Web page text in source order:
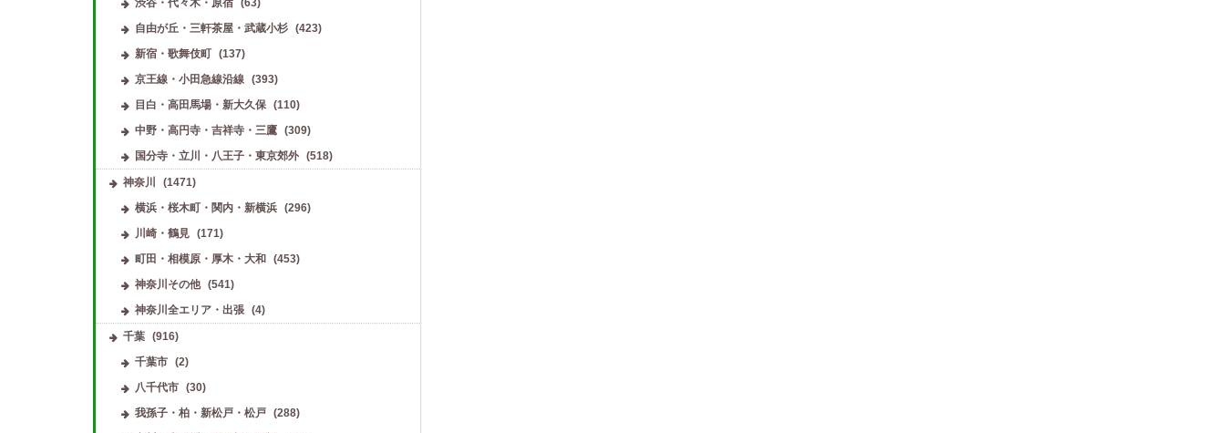
自由が丘・三軒茶屋・武蔵小杉
(423)
新宿・歌舞伎町
(137)
京王線・小田急線沿線
(393)
目白・高田馬場・新大久保
(110)
中野・高円寺・吉祥寺・三鷹
(309)
国分寺・立川・八王子・東京郊外
(518)
神奈川
(1471)
横浜・桜木町・関内・新横浜
(296)
川崎・鶴見
(171)
町田・相模原・厚木・大和
(453)
神奈川その他
(541)
神奈川全エリア・出張
(4)
千葉 (916)
千葉市
(2)
八千代市
(30)
我孫子・柏・新松戸・松戸
(288)